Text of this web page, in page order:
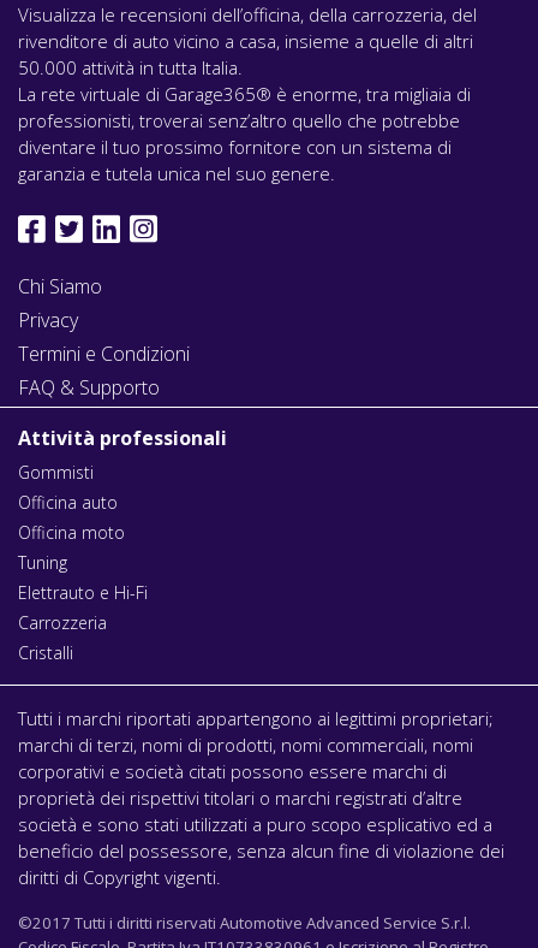
Visualizza le recensioni dell’officina, della carrozzeria, del
rivenditore di auto vicino a casa, insieme a quelle di altri
50.000 attività in tutta Italia.
La rete virtuale di Garage365® è enorme, tra migliaia di
professionisti, troverai senz’altro quello che potrebbe
diventare il tuo prossimo fornitore con un sistema di
garanzia e tutela unica nel suo genere.
Chi Siamo
Privacy
Termini e Condizioni
FAQ & Supporto
Attività professionali
Gommisti
Officina auto
Officina moto
Tuning
Elettrauto e Hi-Fi
Carrozzeria
Cristalli
Tutti i marchi riportati appartengono ai legittimi proprietari;
marchi di terzi, nomi di prodotti, nomi commerciali, nomi
corporativi e società citati possono essere marchi di
proprietà dei rispettivi titolari o marchi registrati d’altre
società e sono stati utilizzati a puro scopo esplicativo ed a
beneficio del possessore, senza alcun fine di violazione dei
diritti di Copyright vigenti.
©2017 Tutti i diritti riservati Automotive Advanced Service S.r.l.